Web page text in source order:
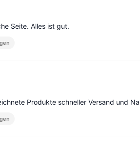
Seite. Alles ist gut.
Produkte schneller Versand und